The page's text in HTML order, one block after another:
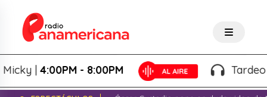
4:00PM - 8:00PM Tardeo